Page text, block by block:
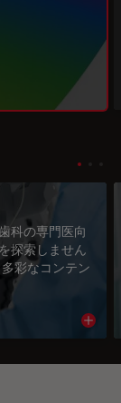
科の専門医向
探索しません
彩なコンテン